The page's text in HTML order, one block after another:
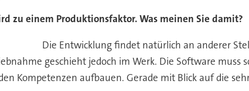
zu einem Produktionsfaktor. Was meinen Sie damit?
Die Entwicklung findet natürlich an anderer
geschieht jedoch im Werk. Die Software
Kompetenzen aufbauen. Gerade mit Blick auf die